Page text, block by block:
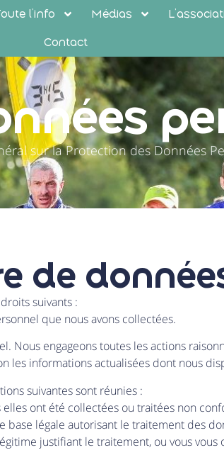
l’info Médias
Contact
sur la Protection des Données
de
suivants :
que nous avons collectées.
Nous engageons toutes les actions
les informations actualisées dont nous
suivantes sont réunies :
ont été collectées ou traitées non
base légale autorisant le traitement des
justifiant le traitement, ou vous